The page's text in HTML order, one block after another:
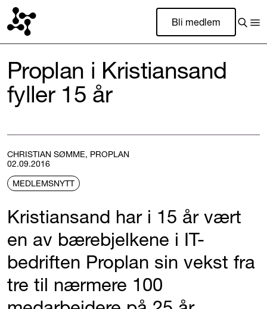
Bli medlem
Proplan i Kristiansand
fyller 15 år
CHRISTIAN SØMME, PROPLAN
02.09.2016
MEDLEMSNYTT
Kristiansand har i 15 år vært
en av bærebjelkene i IT-
bedriften Proplan sin vekst fra
tre til nærmere 100